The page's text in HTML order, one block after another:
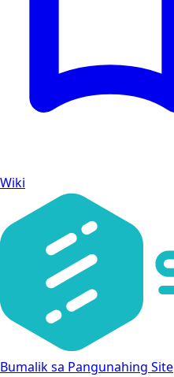
Wiki
Bumalik sa Pangunahing Site